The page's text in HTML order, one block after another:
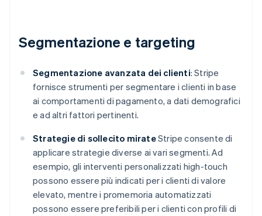
Segmentazione e targeting
Segmentazione avanzata dei clienti: Stripe
fornisce strumenti per segmentare i clienti in base
ai comportamenti di pagamento, a dati demografici
e ad altri fattori pertinenti.
Strategie di sollecito mirateStripe consente di
applicare strategie diverse ai vari segmenti. Ad
esempio, gli interventi personalizzati high-touch
possono essere più indicati per i clienti di valore
elevato, mentre i promemoria automatizzati
possono essere preferibili per i clienti con profili di